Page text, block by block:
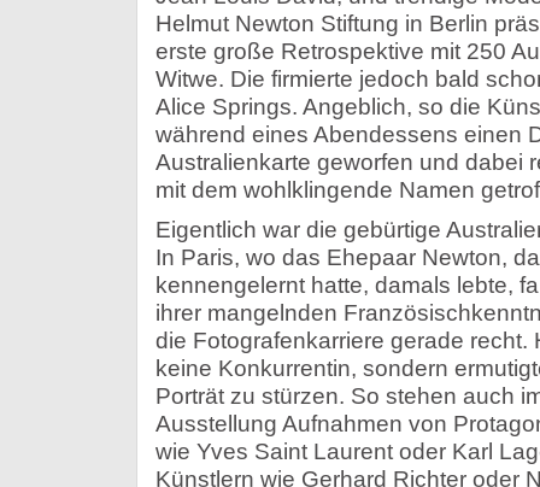
Helmut Newton Stiftung in Berlin
erste große Retrospektive mit 250
Witwe. Die firmierte jedoch bald
Alice Springs. Angeblich, so die
während eines Abendessens einen
Australienkarte geworfen und dabei
mit dem wohlklingende Namen
Eigentlich war die gebürtige
In Paris, wo das Ehepaar Newton,
kennengelernt hatte, damals lebte,
ihrer mangelnden
die Fotografenkarriere gerade recht.
keine Konkurrentin, sondern
Porträt zu stürzen. So stehen auch
Ausstellung Aufnahmen von
wie Yves Saint Laurent oder Karl
Künstlern wie Gerhard Richter oder